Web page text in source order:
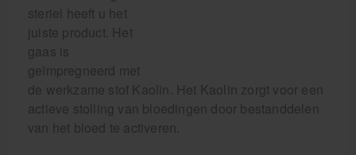
steriel heeft u het
juiste product. Het
gaas is
geïmpregneerd met
de werkzame stof Kaolin. Het Kaolin zorgt voor een
actieve stolling van bloedingen door bestanddelen
van het bloed te activeren.